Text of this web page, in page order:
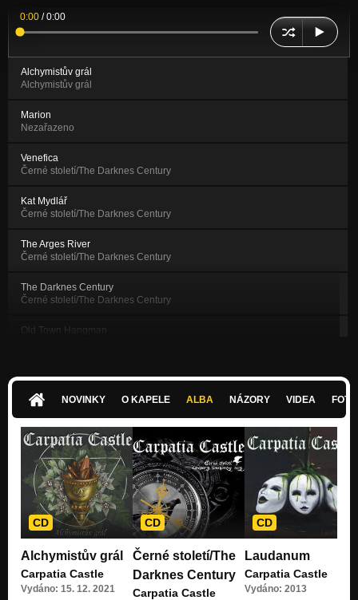
0:00 /0:00
Alchymistův grál
Alchymistův grál
Marion
Nezařazeno
Venefica
Černé století/The Darknes Century
Kat Mydlář
Černé století/The Darknes Century
The Arges River
Černé století/The Darknes Century
The Darknes Century
Černé století/The Darknes Century
Old Town Hangman
Křídla v temnotách
Laudanum
Written By Angel
Laudanum
Laudanum
Laudanum
NOVINKY O KAPELE ALBA NÁZORY VIDEA
CD
Alchymistův grál
Carpatia Castle
Vydáno: 15. 12. 2021
CD
Černé století/The
Darknes Century
Carpatia Castle
CD
Laudanum
Carpatia Castle
Vydáno: 2013